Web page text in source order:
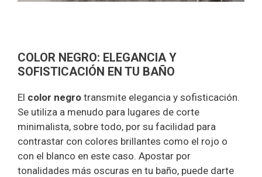
COLOR NEGRO: ELEGANCIA Y
SOFISTICACIÓN EN TU BAÑO
El color negro transmite elegancia y sofisticación.
Se utiliza a menudo para lugares de corte
minimalista, sobre todo, por su facilidad para
contrastar con colores brillantes como el rojo o
con el blanco en este caso. Apostar por
tonalidades más oscuras en tu baño, puede darte